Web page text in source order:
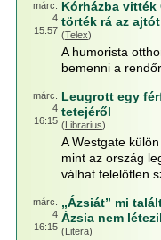
márc.
4
15:57
Kórházba
törték rá az ajtót
(Telex)
A humorista
bemenni a
márc.
4
16:15
Leugrott egy
tetejéről
(Librarius)
A Westgate
mint az ország
válhat felelőtlen
márc.
4
16:15
„Ázsiát” mi
Ázsia nem
(Litera)